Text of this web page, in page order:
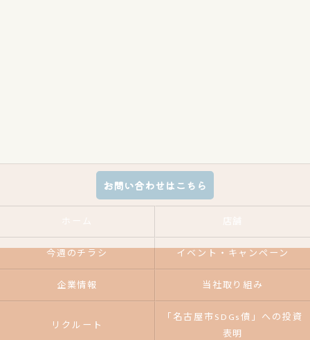
お問い合わせはこちら
今週のチラシ イベント・キャンペーン
企業情報 当社取り組み
リクルート
「名古屋市SDGs債」への投資
表明